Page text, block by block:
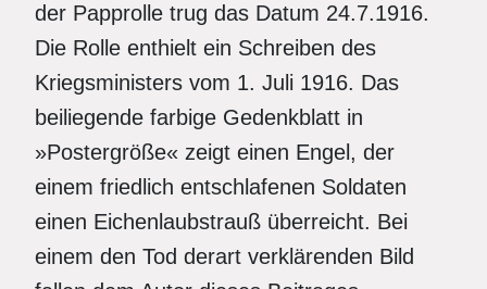
der Papprolle trug das Datum 24.7.1916.
Die Rolle enthielt ein Schreiben des
Kriegsministers vom 1. Juli 1916. Das
beiliegende farbige Gedenkblatt in
»Postergröße« zeigt einen Engel, der
einem friedlich entschlafenen Soldaten
einen Eichenlaubstrauß überreicht. Bei
einem den Tod derart verklärenden Bild